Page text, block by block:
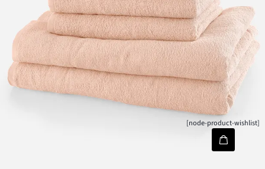
[node-product-wishlist]